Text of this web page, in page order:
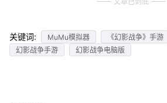
关键词: MuMu模拟器 《幻影战争》手游
幻影战争手游
幻影战争电脑版